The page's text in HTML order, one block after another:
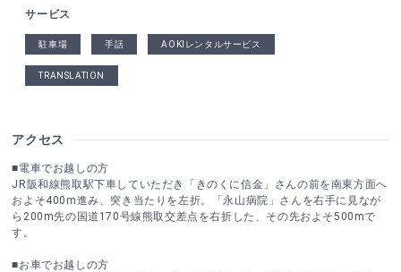
サービス
駐車場 手話 AOKIレンタルサービス
TRANSLATION
アクセス
■電車でお越しの方
JR阪和線熊取駅下車していただき「きのくに信金」さんの前を南東方面へ
およそ400m進み、突き当たりを左折。「永山病院」さんを右手に見なが
ら200m先の国道170号線熊取交差点を右折した、その先およそ500mで
す。
■お車でお越しの方